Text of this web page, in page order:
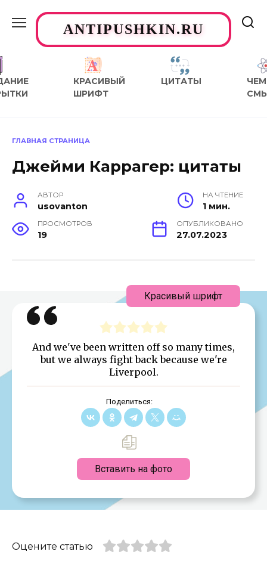
содержаниюANTIPUSHKIN.RU
КРАСИВЫЙ
ШРИФТ
ЦИТАТЫ
ЧЕМ
ГЛАВНАЯ СТРАНИЦА
Джейми Каррагер: цитаты
АВТОР
usovanton
НА ЧТЕНИЕ
1 мин.
ПРОСМОТРОВ
19
ОПУБЛИКОВАНО
27.07.2023
And we've been written off so many times,
but we always fight back because we're
Liverpool.
Поделиться:
Вставить на фото
Красивый шрифт
Оцените статью